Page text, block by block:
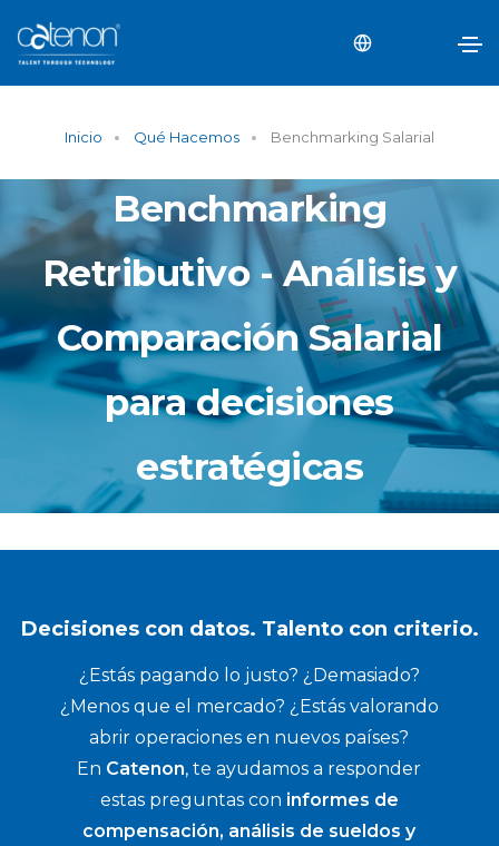
Inicio Qué Hacemos Benchmarking Salarial
Benchmarking
Retributivo - Análisis y
Comparación Salarial
para decisiones
estratégicas
Decisiones con datos. Talento con criterio.
¿Estás pagando lo justo? ¿Demasiado?
¿Menos que el mercado? ¿Estás valorando
abrir operaciones en nuevos países?
En Catenon, te ayudamos a responder
estas preguntas con informes de
compensación, análisis de sueldos y